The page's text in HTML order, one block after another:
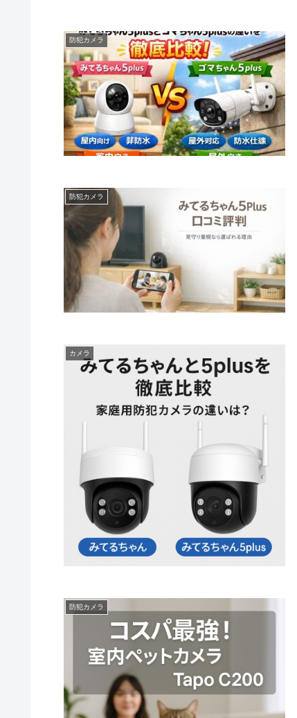
防犯カメラ
防犯カメラ
カメラ
防犯カメラ